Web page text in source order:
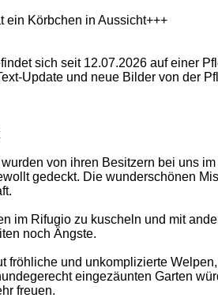
ein Körbchen in Aussicht+++
sich seit 12.07.2026 auf einer
Update und neue Bilder von der
von ihren Besitzern bei uns
gedeckt. Die wunderschönen
im Rifugio zu kuscheln und mit
noch Ängste.
fröhliche und unkomplizierte
eingezäunten Garten
freuen.